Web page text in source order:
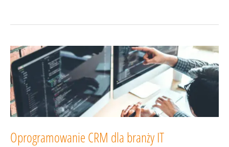
automotive
Oprogramowanie CRM dla branży IT